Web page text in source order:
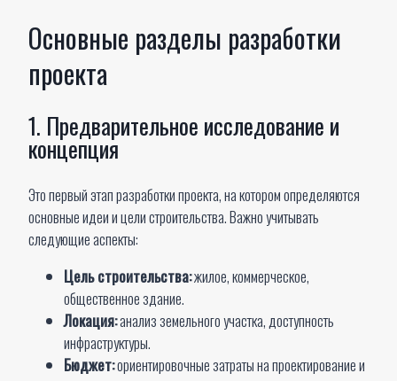
Основные разделы разработки
проекта
1. Предварительное исследование и
концепция
Это первый этап разработки проекта, на котором определяются
основные идеи и цели строительства. Важно учитывать
следующие аспекты:
Цель строительства:жилое, коммерческое,
общественное здание.
Локация:анализ земельного участка, доступность
инфраструктуры.
Бюджет:ориентировочные затраты на проектирование и